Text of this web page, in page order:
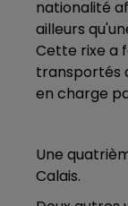
nationalité
ailleurs
Cette rixe a
transportés
en charge
Une
Calais.